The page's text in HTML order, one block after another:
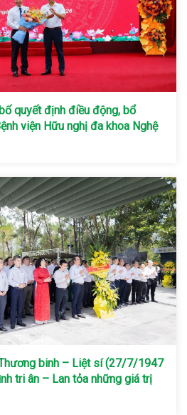
quyết định điều động, bổ
viện Hữu nghị đa khoa Nghệ
binh – Liệt sí (27/7/1947
tri ân – Lan tỏa những giá trị